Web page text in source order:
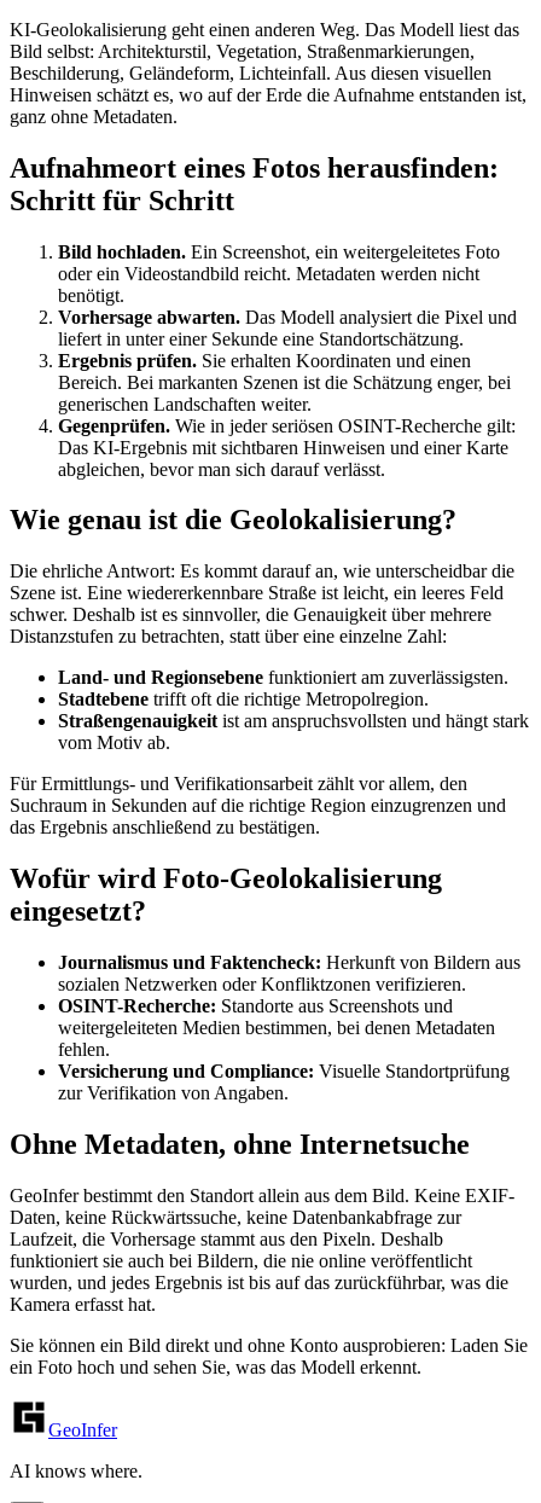
KI-Geolokalisierung geht einen anderen Weg. Das Modell liest das
Bild selbst: Architekturstil, Vegetation, Straßenmarkierungen,
Beschilderung, Geländeform, Lichteinfall. Aus diesen visuellen
Hinweisen schätzt es, wo auf der Erde die Aufnahme entstanden ist,
ganz ohne Metadaten.
Aufnahmeort eines Fotos herausfinden:
Schritt für Schritt
Bild hochladen. Ein Screenshot, ein weitergeleitetes Foto
oder ein Videostandbild reicht. Metadaten werden nicht
benötigt.
Vorhersage abwarten. Das Modell analysiert die Pixel und
liefert in unter einer Sekunde eine Standortschätzung.
Ergebnis prüfen. Sie erhalten Koordinaten und einen
Bereich. Bei markanten Szenen ist die Schätzung enger, bei
generischen Landschaften weiter.
Gegenprüfen. Wie in jeder seriösen OSINT-Recherche gilt:
Das KI-Ergebnis mit sichtbaren Hinweisen und einer Karte
abgleichen, bevor man sich darauf verlässt.
Wie genau ist die Geolokalisierung?
Die ehrliche Antwort: Es kommt darauf an, wie unterscheidbar die
Szene ist. Eine wiedererkennbare Straße ist leicht, ein leeres Feld
schwer. Deshalb ist es sinnvoller, die Genauigkeit über mehrere
Distanzstufen zu betrachten, statt über eine einzelne Zahl:
Land- und Regionsebene funktioniert am zuverlässigsten.
Stadtebene trifft oft die richtige Metropolregion.
Straßengenauigkeit ist am anspruchsvollsten und hängt stark
vom Motiv ab.
Für Ermittlungs- und Verifikationsarbeit zählt vor allem, den
Suchraum in Sekunden auf die richtige Region einzugrenzen und
das Ergebnis anschließend zu bestätigen.
Wofür wird Foto-Geolokalisierung
eingesetzt?
Journalismus und Faktencheck: Herkunft von Bildern aus
sozialen Netzwerken oder Konfliktzonen verifizieren.
OSINT-Recherche: Standorte aus Screenshots und
weitergeleiteten Medien bestimmen, bei denen Metadaten
fehlen.
Versicherung und Compliance: Visuelle Standortprüfung
zur Verifikation von Angaben.
Ohne Metadaten, ohne Internetsuche
GeoInfer bestimmt den Standort allein aus dem Bild. Keine EXIF-
Daten, keine Rückwärtssuche, keine Datenbankabfrage zur
Laufzeit, die Vorhersage stammt aus den Pixeln. Deshalb
funktioniert sie auch bei Bildern, die nie online veröffentlicht
wurden, und jedes Ergebnis ist bis auf das zurückführbar, was die
Kamera erfasst hat.
Sie können ein Bild direkt und ohne Konto ausprobieren: Laden Sie
ein Foto hoch und sehen Sie, was das Modell erkennt.
GeoInfer
AI knows where.